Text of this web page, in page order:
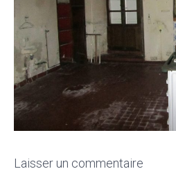
Laisser un commentaire